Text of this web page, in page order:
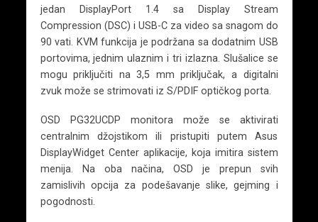
jedan DisplayPort 1.4 sa Display Stream
Compression (DSC) i USB-C za video sa snagom do
90 vati. KVM funkcija je podržana sa dodatnim USB
portovima, jednim ulaznim i tri izlazna. Slušalice se
mogu priključiti na 3,5 mm priključak, a digitalni
zvuk može se strimovati iz S/PDIF optičkog porta.
OSD PG32UCDP monitora može se aktivirati
centralnim džojstikom ili pristupiti putem Asus
DisplayWidget Center aplikacije, koja imitira sistem
menija. Na oba načina, OSD je prepun svih
zamislivih opcija za podešavanje slike, gejming i
pogodnosti.